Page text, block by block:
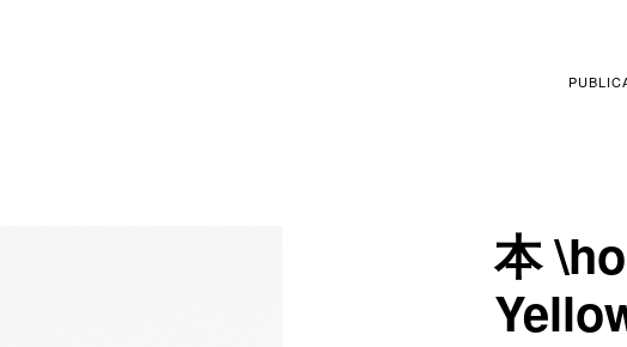
本